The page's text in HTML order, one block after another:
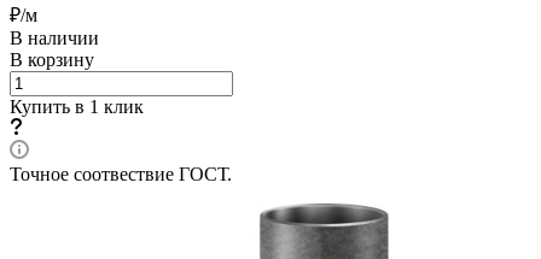
₽/м
В наличии
В корзину
Купить в 1 клик
Точное соотвествие ГОСТ.